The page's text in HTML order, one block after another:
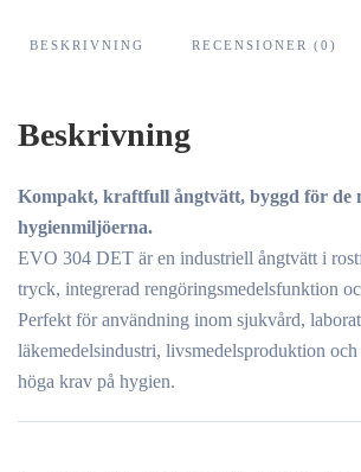
BESKRIVNING RECENSIONER (0)
Beskrivning
Kompakt, kraftfull ångtvätt, byggd för de
hygienmiljöerna.
EVO 304 DET är en industriell ångtvätt i
tryck, integrerad rengöringsmedelsfunktion
Perfekt för användning inom sjukvård,
läkemedelsindustri, livsmedelsproduktion
höga krav på hygien.